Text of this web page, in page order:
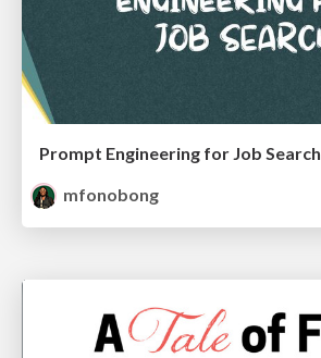
Prompt Engineering for Job Search
mfonobong